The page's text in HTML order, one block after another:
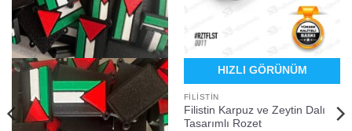
HIZLI GÖRÜNÜM
FILISTIN
Filistin Karpuz ve Zeytin Dalı
Tasarımlı Rozet